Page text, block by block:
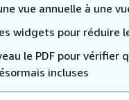
vue annuelle à une
widgets pour réduire
le PDF pour vérifier
incluses